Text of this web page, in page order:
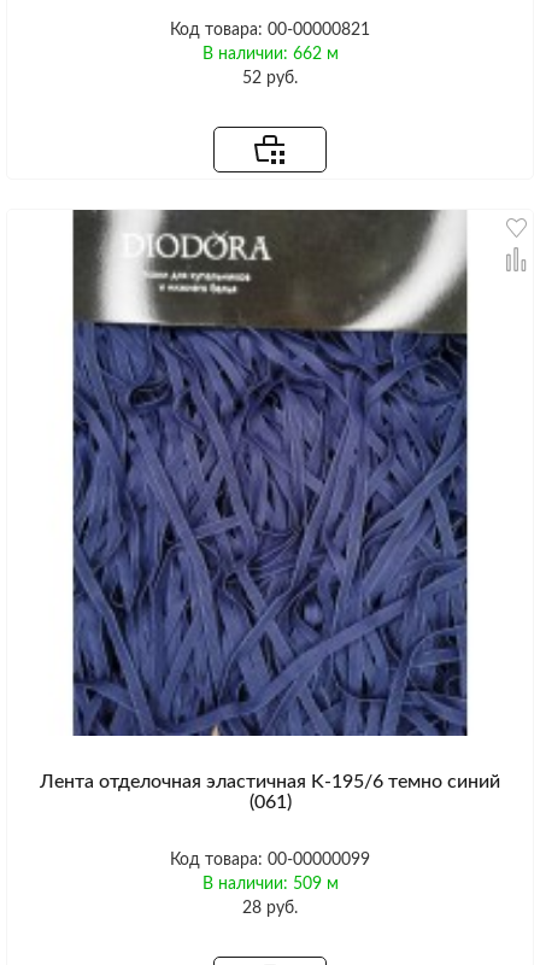
Код товара: 00-00000821
В наличии: 662 м
52 руб.
Лента отделочная эластичная K-195/6 темно синий
(061)
Код товара: 00-00000099
В наличии: 509 м
28 руб.